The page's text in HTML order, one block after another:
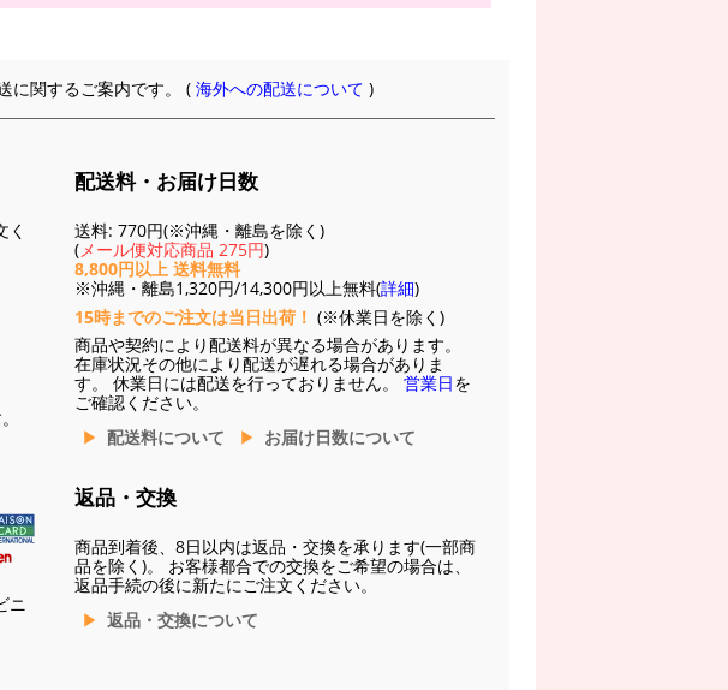
に関するご案内です。 (海外への配送について )
く
ニ
配送料・お届け日数
送料: 770円(※沖縄・離島を除く)
(メール便対応商品 275円)
8,800円以上 送料無料
※沖縄・離島1,320円/14,300円以上無料(詳細)
15時までのご注文は当日出荷！ (※休業日を除く)
商品や契約により配送料が異なる場合があります。
在庫状況その他により配送が遅れる場合がありま
す。 休業日には配送を行っておりません。 営業日を
ご確認ください。
配送料について
お届け日数について
返品・交換
商品到着後、8日以内は返品・交換を承ります(一部商
品を除く)。 お客様都合での交換をご希望の場合は、
返品手続の後に新たにご注文ください。
返品・交換について